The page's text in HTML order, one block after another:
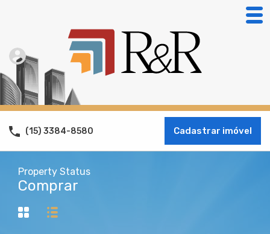
(15) 3384-8580 Cadastrar imóvel
Property Status
Comprar